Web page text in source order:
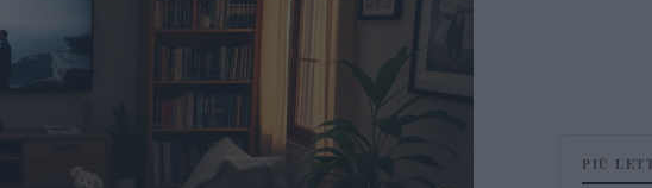
PIÙ